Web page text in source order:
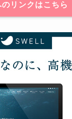
リンクはこちら